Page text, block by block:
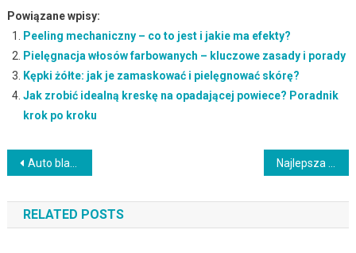
Powiązane wpisy:
Peeling mechaniczny – co to jest i jakie ma efekty?
Pielęgnacja włosów farbowanych – kluczowe zasady i porady
Kępki żółte: jak je zamaskować i pielęgnować skórę?
Jak zrobić idealną kreskę na opadającej powiece? Poradnik
krok po kroku
Nawigacja
wpisu
Auto blacharz – dlaczego warto skorzystać z jego usług?
RELATED POSTS